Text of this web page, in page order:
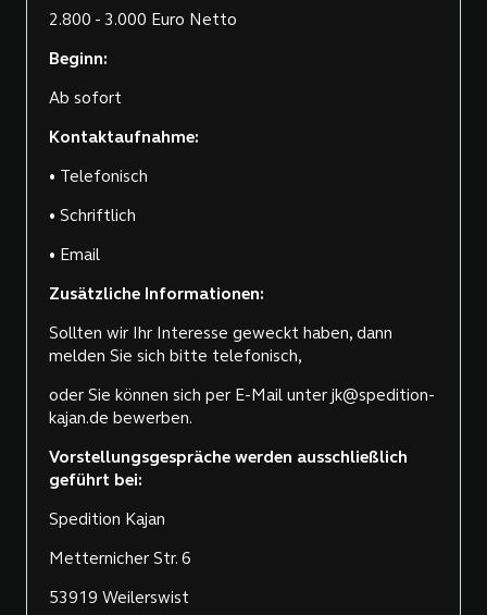
2.800 - 3.000 Euro Netto
Beginn:
Ab sofort
Kontaktaufnahme:
• Telefonisch
• Schriftlich
• Email
Zusätzliche Informationen:
Sollten wir Ihr Interesse geweckt haben, dann
melden Sie sich bitte telefonisch,
oder Sie können sich per E-Mail unter jk@spedition-
kajan.de bewerben.
Vorstellungsgespräche werden ausschließlich
geführt bei:
Spedition Kajan
Metternicher Str. 6
53919 Weilerswist